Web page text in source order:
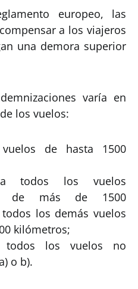
europeo, las
a los viajeros
una demora superior
varía en
los vuelos:
de hasta 1500
todos los vuelos
de más de 1500
los demás vuelos
kilómetros;
todos los vuelos no
o b).